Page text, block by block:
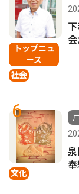
トップニュ
ース
社会
6
文化